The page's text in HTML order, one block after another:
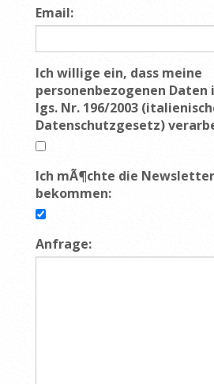
Email:
Ich willige ein, dass meine
personenbezogenen Daten
lgs. Nr. 196/2003
Datenschutzgesetz)
Ich mÃ¶chte die
bekommen:
Anfrage: